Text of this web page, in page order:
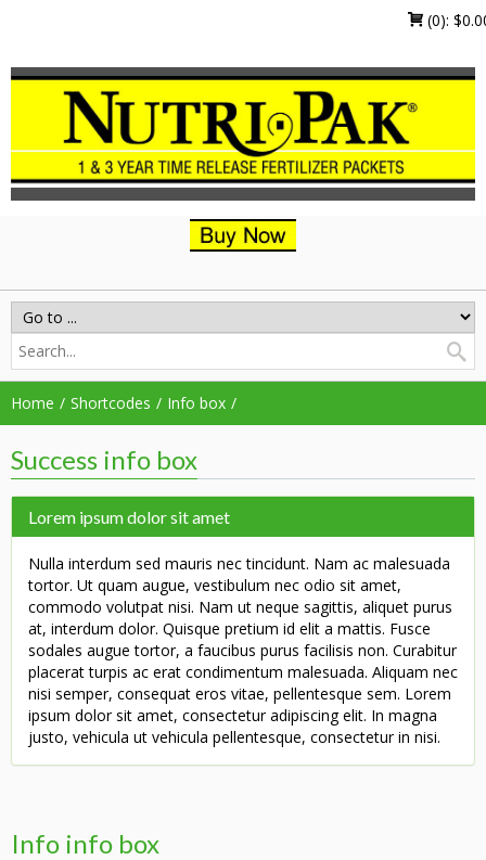
(0): $
Home Shortcodes Info box
Success info box
Lorem ipsum dolor sit amet
Nulla interdum sed mauris nec tincidunt. Nam ac malesuada
tortor. Ut quam augue, vestibulum nec odio sit amet,
commodo volutpat nisi. Nam ut neque sagittis, aliquet purus
at, interdum dolor. Quisque pretium id elit a mattis. Fusce
sodales augue tortor, a faucibus purus facilisis non. Curabitur
placerat turpis ac erat condimentum malesuada. Aliquam nec
nisi semper, consequat eros vitae, pellentesque sem. Lorem
ipsum dolor sit amet, consectetur adipiscing elit. In magna
justo, vehicula ut vehicula pellentesque, consectetur in nisi.
Info info box